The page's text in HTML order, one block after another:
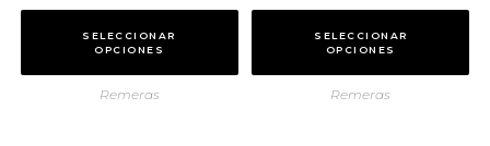
SELECCIONAR
OPCIONES
Remeras
SELECCIONAR
OPCIONES
Remeras